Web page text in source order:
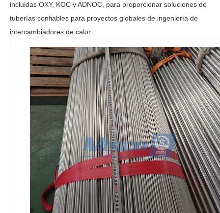
incluidas OXY, KOC y ADNOC, para proporcionar soluciones de
tuberías confiables para proyectos globales de ingeniería de
intercambiadores de calor.